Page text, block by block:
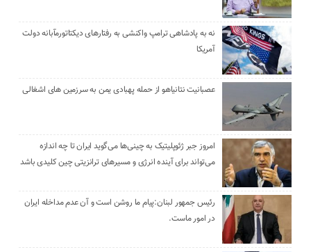
نه به پادشاهی ترامپ واکنشی به رفتارهای دیکتاتورمآبانه دولت
آمریکا
عصبانیت نتانیاهو از حمله پهبادی یمن به سرزمین های اشغالی
امروز جبر ژئوپلیتیک به چینی‌ها می‌گوید ایران تا چه اندازه
می‌تواند برای آینده انرژی و مسیرهای ترانزیتی چین کلیدی باشد
رئیس جمهور لبنان:پیام ما روشن است و آن عدم مداخله ایران
در امور ماست.